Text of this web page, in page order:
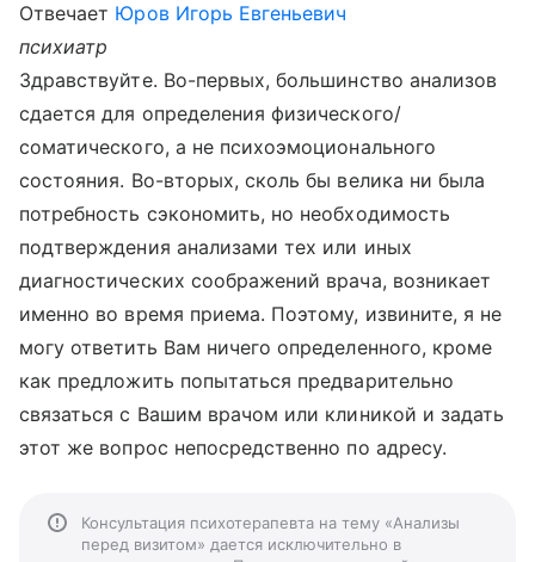
Отвечает Юров Игорь Евгеньевич
психиатр
Здравствуйте. Во-первых, большинство анализов
сдается для определения физического/
соматического, а не психоэмоционального
состояния. Во-вторых, сколь бы велика ни была
потребность сэкономить, но необходимость
подтверждения анализами тех или иных
диагностических соображений врача, возникает
именно во время приема. Поэтому, извините, я не
могу ответить Вам ничего определенного, кроме
как предложить попытаться предварительно
связаться с Вашим врачом или клиникой и задать
этот же вопрос непосредственно по адресу.
Консультация психотерапевта на тему «Анализы
перед визитом» дается исключительно в